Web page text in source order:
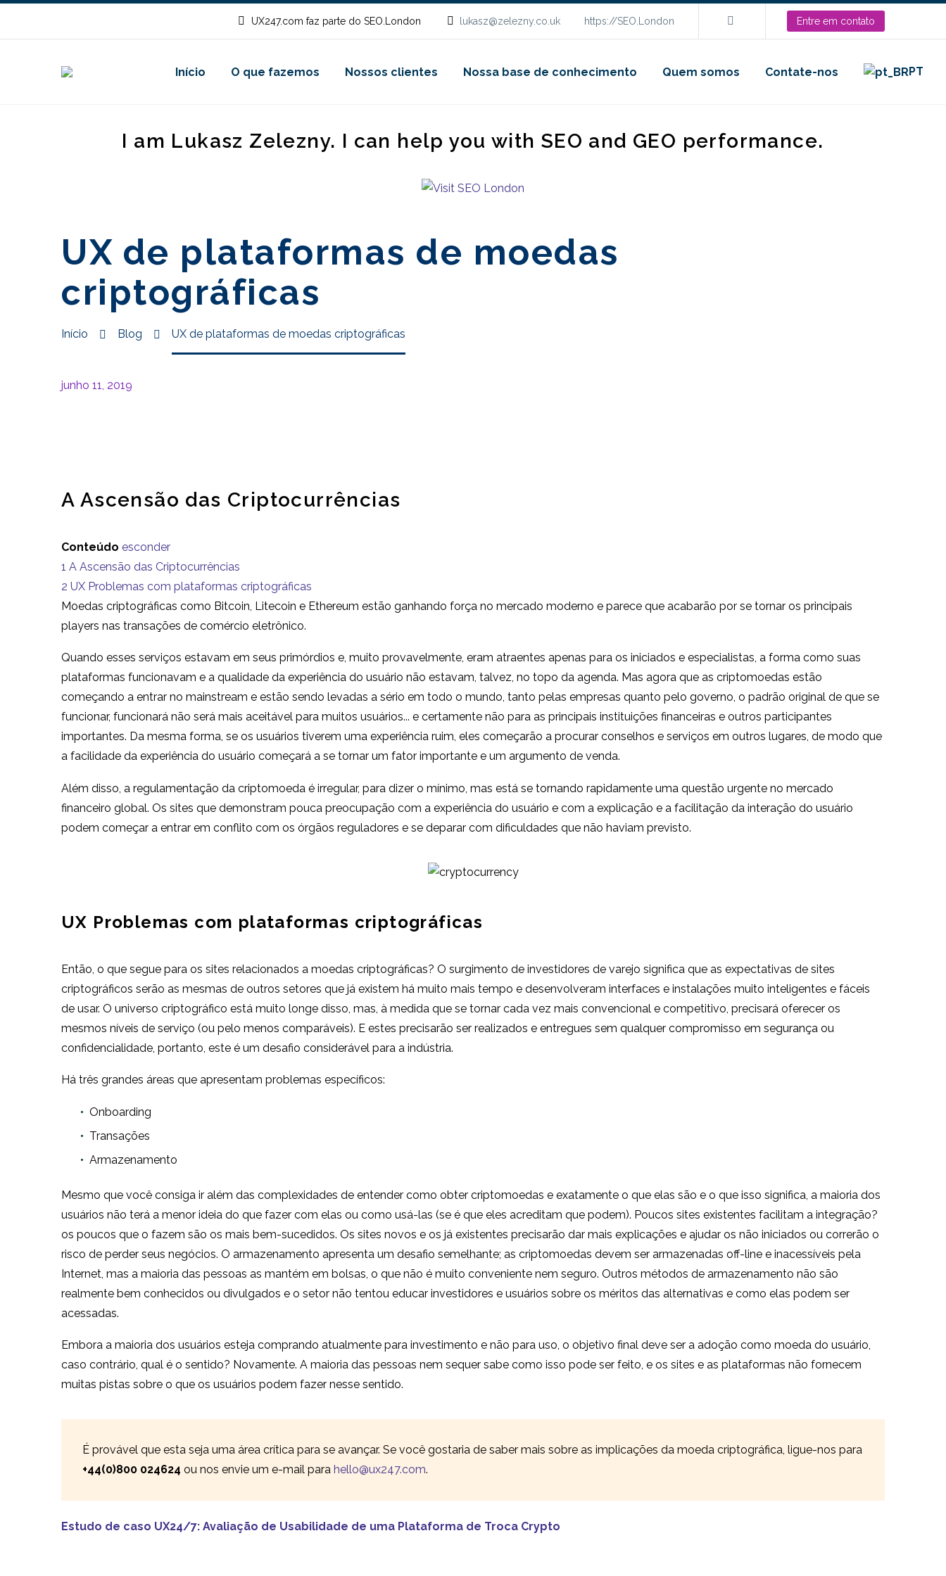
UX247.com faz parte do SEO.London lukasz@zelezny.co.uk https://SEO.London Entre em contato
Início O que fazemos Nossos clientes Nossa base de conhecimento Quem somos Contate-nos PT
I am Lukasz Zelezny. I can help you with SEO and GEO performance.
UX de plataformas de moedas
criptográficas
Início Blog UX de plataformas de moedas criptográficas
junho 11, 2019
A Ascensão das Criptocurrências
Conteúdo esconder
1 A Ascensão das Criptocurrências
2 UX Problemas com plataformas criptográficas
Moedas criptográficas como Bitcoin, Litecoin e Ethereum estão ganhando força no mercado moderno e parece que acabarão por se tornar os principais
players nas transações de comércio eletrônico.
Quando esses serviços estavam em seus primórdios e, muito provavelmente, eram atraentes apenas para os iniciados e especialistas, a forma como suas
plataformas funcionavam e a qualidade da experiência do usuário não estavam, talvez, no topo da agenda. Mas agora que as criptomoedas estão
começando a entrar no mainstream e estão sendo levadas a sério em todo o mundo, tanto pelas empresas quanto pelo governo, o padrão original de que se
funcionar, funcionará não será mais aceitável para muitos usuários... e certamente não para as principais instituições financeiras e outros participantes
importantes. Da mesma forma, se os usuários tiverem uma experiência ruim, eles começarão a procurar conselhos e serviços em outros lugares, de modo que
a facilidade da experiência do usuário começará a se tornar um fator importante e um argumento de venda.
Além disso, a regulamentação da criptomoeda é irregular, para dizer o mínimo, mas está se tornando rapidamente uma questão urgente no mercado
financeiro global. Os sites que demonstram pouca preocupação com a experiência do usuário e com a explicação e a facilitação da interação do usuário
podem começar a entrar em conflito com os órgãos reguladores e se deparar com dificuldades que não haviam previsto.
UX Problemas com plataformas criptográficas
Então, o que segue para os sites relacionados a moedas criptográficas? O surgimento de investidores de varejo significa que as expectativas de sites
criptográficos serão as mesmas de outros setores que já existem há muito mais tempo e desenvolveram interfaces e instalações muito inteligentes e fáceis
de usar. O universo criptográfico está muito longe disso, mas, à medida que se tornar cada vez mais convencional e competitivo, precisará oferecer os
mesmos níveis de serviço (ou pelo menos comparáveis). E estes precisarão ser realizados e entregues sem qualquer compromisso em segurança ou
confidencialidade, portanto, este é um desafio considerável para a indústria.
Há três grandes áreas que apresentam problemas específicos:
Onboarding
Transações
Armazenamento
Mesmo que você consiga ir além das complexidades de entender como obter criptomoedas e exatamente o que elas são e o que isso significa, a maioria dos
usuários não terá a menor ideia do que fazer com elas ou como usá-las (se é que eles acreditam que podem). Poucos sites existentes facilitam a integração?
os poucos que o fazem são os mais bem-sucedidos. Os sites novos e os já existentes precisarão dar mais explicações e ajudar os não iniciados ou correrão o
risco de perder seus negócios. O armazenamento apresenta um desafio semelhante; as criptomoedas devem ser armazenadas off-line e inacessíveis pela
Internet, mas a maioria das pessoas as mantém em bolsas, o que não é muito conveniente nem seguro. Outros métodos de armazenamento não são
realmente bem conhecidos ou divulgados e o setor não tentou educar investidores e usuários sobre os méritos das alternativas e como elas podem ser
acessadas.
Embora a maioria dos usuários esteja comprando atualmente para investimento e não para uso, o objetivo final deve ser a adoção como moeda do usuário,
caso contrário, qual é o sentido? Novamente. A maioria das pessoas nem sequer sabe como isso pode ser feito, e os sites e as plataformas não fornecem
muitas pistas sobre o que os usuários podem fazer nesse sentido.
É provável que esta seja uma área crítica para se avançar. Se você gostaria de saber mais sobre as implicações da moeda criptográfica, ligue-nos para
+44(0)800 024624 ou nos envie um e-mail para hello@ux247.com.
Estudo de caso UX24/7: Avaliação de Usabilidade de uma Plataforma de Troca Crypto